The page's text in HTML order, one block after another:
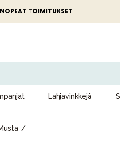
NOPEAT TOIMITUKSET
Lahjavinkkejä